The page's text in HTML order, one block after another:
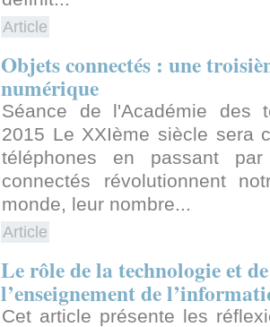
Article
Objets connectés : une
numérique
Séance de l'Académie des
2015 Le XXIème siècle sera
téléphones en passant
connectés révolutionnent
monde, leur nombre...
Article
Le rôle de la technologie et
l’enseignement de
Cet article présente les